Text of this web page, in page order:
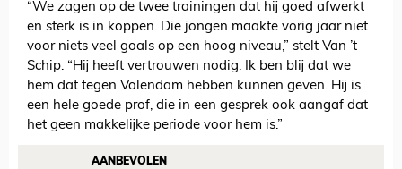
“We zagen op de twee trainingen dat hij goed afwerkt
en sterk is in koppen. Die jongen maakte vorig jaar niet
voor niets veel goals op een hoog niveau,” stelt Van ’t
Schip. “Hij heeft vertrouwen nodig. Ik ben blij dat we
hem dat tegen Volendam hebben kunnen geven. Hij is
een hele goede prof, die in een gesprek ook aangaf dat
het geen makkelijke periode voor hem is.”
AANBEVOLEN